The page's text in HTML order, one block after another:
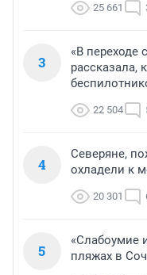
25 661
3
«В
рассказала,
22 504
4
Северяне,
охладели к
20 301
5
«Слабоумие
пляжах в